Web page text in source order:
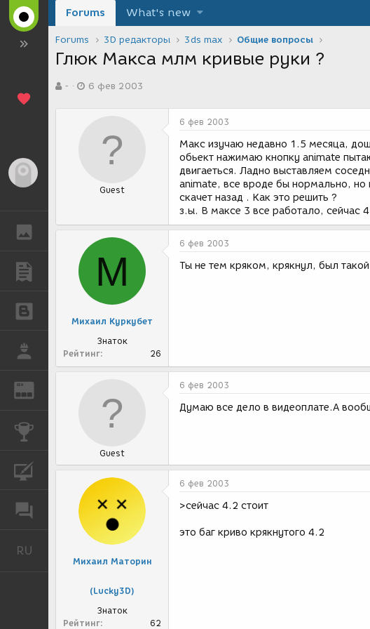
ПУБЛИКАЦИИ
РАБОТА
REN
КУРСЫ
ФОРУМ
RU
Forums What's new
Forums 3D редакторы 3ds max Общие вопросы
Глюк Макса млм кривые руки ?
в-
а
6 фев 2003
Guest
6 фев 2003
Макс изучаю недавно 1.5 месяца,
обьект нажимаю кнопку animate
двигаеться. Ладно выставляем
animate, все вроде бы нормально, но
скачет назад . Как это решить ?
з.ы. В максе 3 все работало, сейчас
М
Михаил Куркубет
Знаток
Рейтинг
26
6 фев 2003
Ты не тем кряком, крякнул, был
Guest
6 фев 2003
Думаю все дело в видеоплате.А
Михаил Маторин
(Lucky3D)
Знаток
Рейтинг
62
6 фев 2003
>сейчас 4.2 стоит
это баг криво крякнутого 4.2